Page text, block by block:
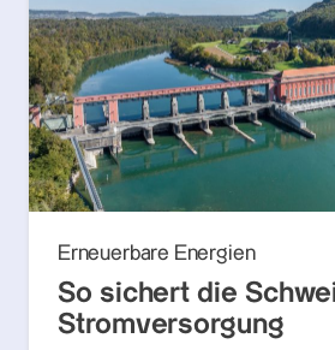
Erneuerbare Energien
So sichert die
Stromversorgung